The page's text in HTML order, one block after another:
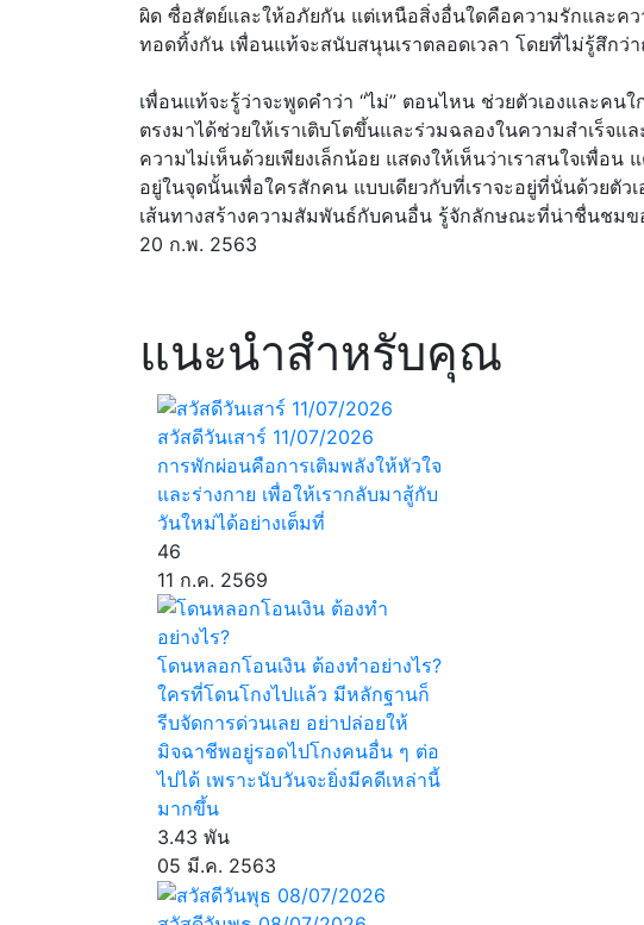
ผิด ซื่อสัตย์และให้อภัยกัน แต่เหนือสิ่งอื่นใดคือความรักและค
ทอดทิ้งกัน เพื่อนแท้จะสนับสนุนเราตลอดเวลา โดยที่ไม่รู้สึกว่
เพื่อนแท้จะรู้ว่าจะพูดคำว่า “ไม่” ตอนไหน ช่วยตัวเองและค
ตรงมาได้ช่วยให้เราเติบโตขึ้นและร่วมฉลองในความสำเร็จแ
ความไม่เห็นด้วยเพียงเล็กน้อย แสดงให้เห็นว่าเราสนใจเพื่อน
อยู่ในจุดนั้นเพื่อใครสักคน แบบเดียวกับที่เราจะอยู่ที่นั่นด้วยตัว
เส้นทางสร้างความสัมพันธ์กับคนอื่น รู้จักลักษณะที่น่าชื่นชมข
20 ก.พ. 2563
แนะนำสำหรับคุณ
สวัสดีวันเสาร์ 11/07/2026
การพักผ่อนคือการเติมพลังให้หัวใจ
และร่างกาย เพื่อให้เรากลับมาสู้กับ
วันใหม่ได้อย่างเต็มที่
46
11 ก.ค. 2569
โดนหลอกโอนเงิน ต้องทำอย่างไร?
ใครที่โดนโกงไปแล้ว มีหลักฐานก็
รีบจัดการด่วนเลย อย่าปล่อยให้
มิจฉาชีพอยู่รอดไปโกงคนอื่น ๆ ต่อ
ไปได้ เพราะนับวันจะยิ่งมีคดีเหล่านี้
มากขึ้น
3.43 พัน
05 มี.ค. 2563